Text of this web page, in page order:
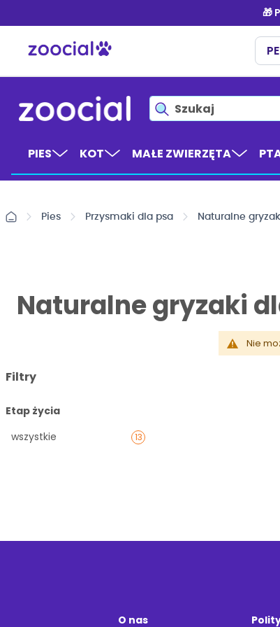
treści
PIES KOT MAŁE ZWIERZĘTA
Pies Przysmaki dla psa Naturalne
Naturalne gryzaki
Nie
Filtry
Etap życia
wszystkie
13
O nas